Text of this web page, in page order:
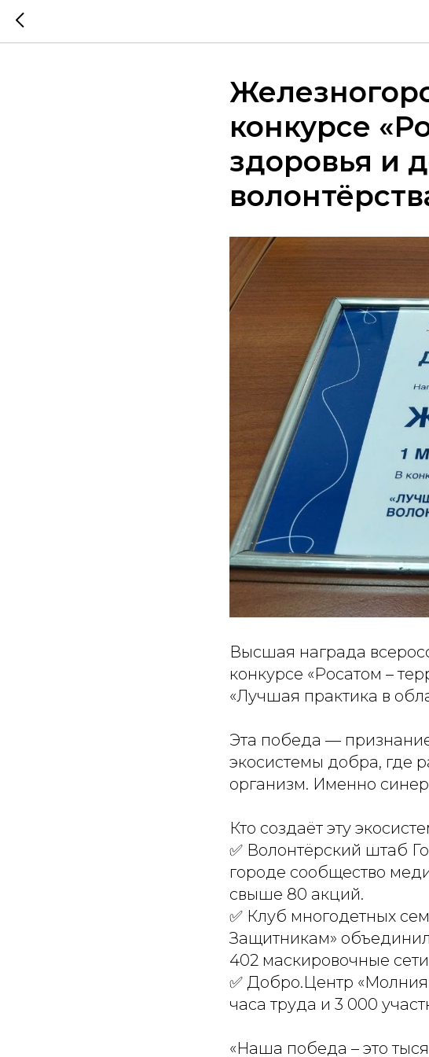
конкурсе
здоровья и
Высшая награда
конкурсе «Росатом –
«Лучшая практика в
Эта победа —
экосистемы добра, где
организм. Именно
Кто создаёт эту
✅ Волонтёрский штаб
городе сообщество
свыше 80 акций.
✅ Клуб многодетных
Защитникам»
402 маскировочные
✅ Добро.Центр
часа труда и 3 000
«Наша победа – это